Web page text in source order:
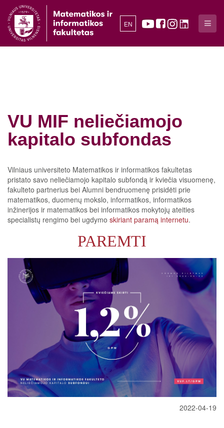
EN
VU MIF neliečiamojo
kapitalo subfondas
Vilniaus universiteto Matematikos ir informatikos fakultetas
pristato savo neliečiamojo kapitalo subfondą ir kviečia visuomenę,
fakulteto partnerius bei Alumni bendruomenę prisidėti prie
matematikos, duomenų mokslo, informatikos, informatikos
inžinerijos ir matematikos bei informatikos mokytojų ateities
specialistų rengimo bei ugdymo skiriant paramą internetu.
PAREMTI
2022-04-19